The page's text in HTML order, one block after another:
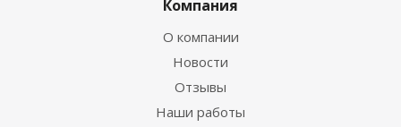
Компания
О компании
Новости
Отзывы
Наши работы